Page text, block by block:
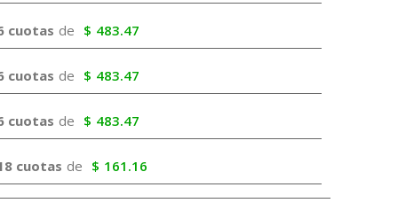
cuotas de $ 483.47
cuotas de $ 483.47
cuotas de $ 483.47
cuotas de $ 161.16